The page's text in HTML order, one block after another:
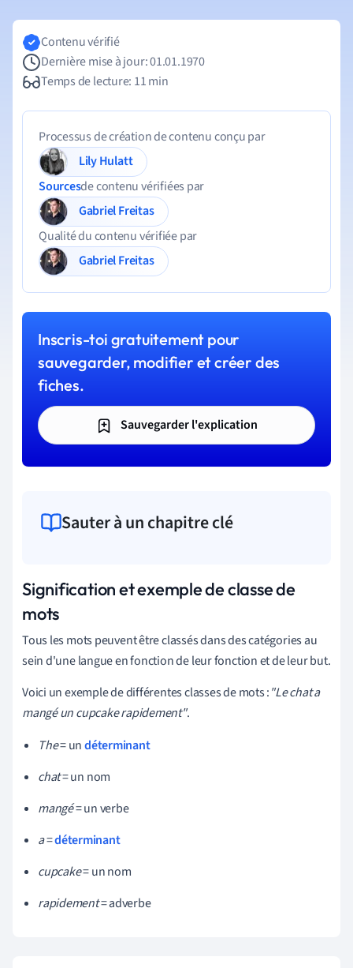
Contenu vérifié
Dernière mise à jour: 01.01.1970
Temps de lecture: 11 min
Processus de création de contenu conçu par
Lily Hulatt
Sourcesde contenu vérifiées par
Gabriel Freitas
Qualité du contenu vérifiée par
Gabriel Freitas
Inscris-toi gratuitement pour
sauvegarder, modifier et créer des
fiches.
Sauvegarder l'explication
Sauter à un chapitre clé
Signification et exemple de classe de
mots
Tous les mots peuvent être classés dans des catégories au
sein d'une langue en fonction de leur fonction et de leur but.
Voici un exemple de différentes classes de mots :"Le chat a
mangé un cupcake rapidement".
The= undéterminant
chat= un nom
mangé= un verbe
a=déterminant
cupcake= un nom
rapidement= adverbe